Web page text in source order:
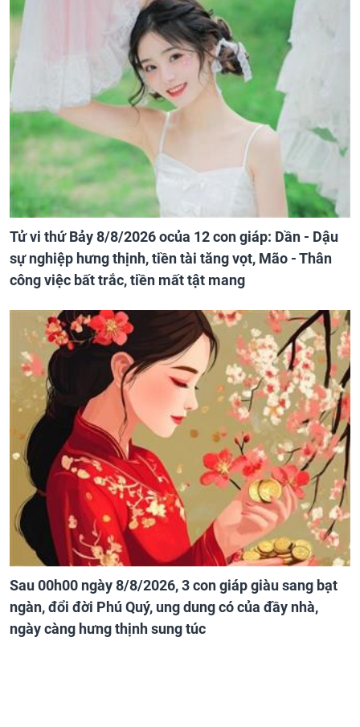
Tử vi thứ Bảy 8/8/2026 ocủa 12 con giáp: Dần - Dậu
sự nghiệp hưng thịnh, tiền tài tăng vọt, Mão - Thân
công việc bất trắc, tiền mất tật mang
Sau 00h00 ngày 8/8/2026, 3 con giáp giàu sang bạt
ngàn, đổi đời Phú Quý, ung dung có của đầy nhà,
ngày càng hưng thịnh sung túc